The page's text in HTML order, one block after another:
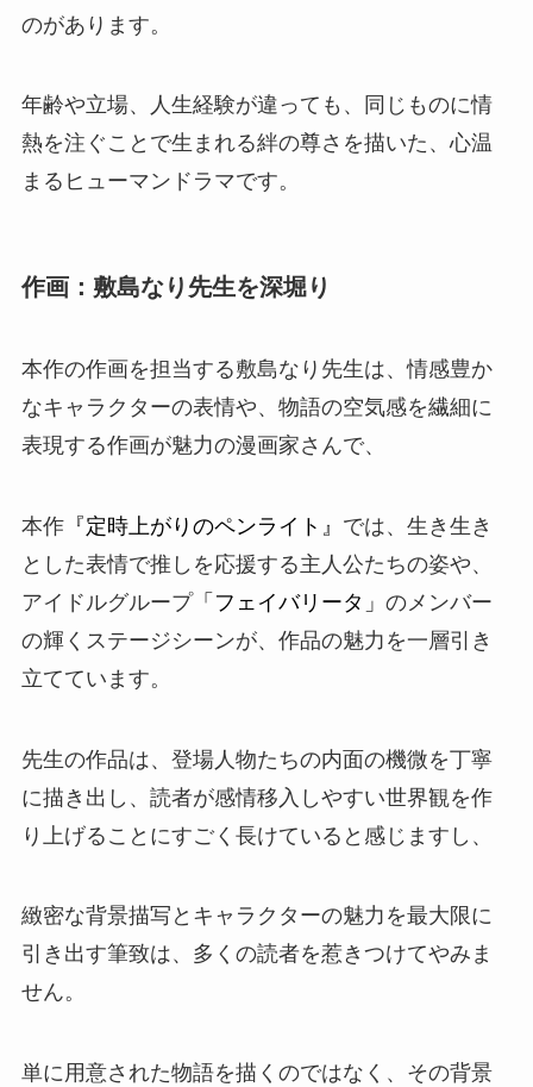
のがあります。
年齢や立場、人生経験が違っても、同じものに情
熱を注ぐことで生まれる絆の尊さを描いた、心温
まるヒューマンドラマです。
作画：敷島なり先生を深堀り
本作の作画を担当する敷島なり 先生は、情感豊か
なキャラクターの表情や、物語の空気感を繊細に
表現する作画が魅力の漫画家さんで、
本作『定時上がりのペンライト』 では、生き生き
とした表情で推しを応援する主人公たちの姿や、
アイドルグループ「フェイバリータ」 のメンバー
の輝くステージシーンが、作品の魅力を一層引き
立てています。
先生の作品は、登場人物たちの内面の機微を丁寧
に描き出し、読者が感情移入しやすい世界観を作
り上げることにすごく長けていると感じますし、
緻密な背景描写とキャラクターの魅力を最大限に
引き出す筆致は、多くの読者を惹きつけてやみま
せん。
単に用意された物語を描くのではなく、その背景